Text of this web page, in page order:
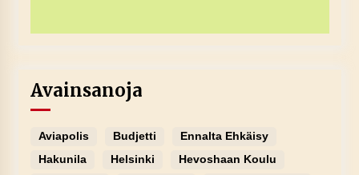
Avainsanoja
Aviapolis Budjetti
Ennalta Ehkäisy
Hakunila
Helsinki
Hevoshaan Koulu